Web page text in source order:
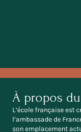
À propos
L’école française est
l’ambassade de
son emplacement